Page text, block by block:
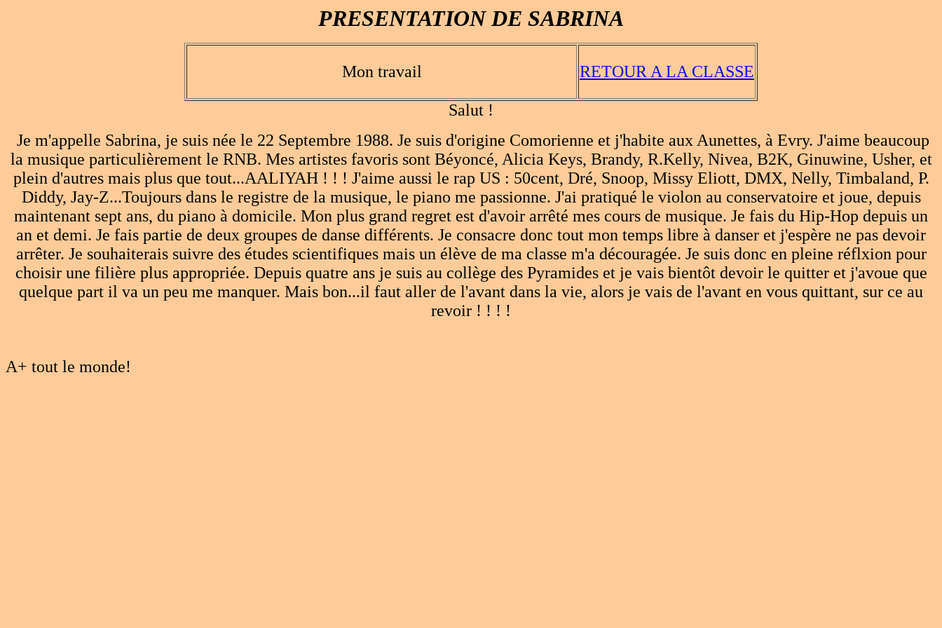
PRESENTATION DE SABRINA
Mon travail RETOUR A LA CLASSE
Salut !
Je m'appelle Sabrina, je suis née le 22 Septembre 1988. Je suis d'origine Comorienne et j'habite aux Aunettes, à Evry. J'aime beaucoup
la musique particulièrement le RNB. Mes artistes favoris sont Béyoncé, Alicia Keys, Brandy, R.Kelly, Nivea, B2K, Ginuwine, Usher, et
plein d'autres mais plus que tout...AALIYAH ! ! ! J'aime aussi le rap US : 50cent, Dré, Snoop, Missy Eliott, DMX, Nelly, Timbaland, P.
Diddy, Jay-Z...Toujours dans le registre de la musique, le piano me passionne. J'ai pratiqué le violon au conservatoire et joue, depuis
maintenant sept ans, du piano à domicile. Mon plus grand regret est d'avoir arrêté mes cours de musique. Je fais du Hip-Hop depuis un
an et demi. Je fais partie de deux groupes de danse différents. Je consacre donc tout mon temps libre à danser et j'espère ne pas devoir
arrêter. Je souhaiterais suivre des études scientifiques mais un élève de ma classe m'a découragée. Je suis donc en pleine réflxion pour
choisir une filière plus appropriée. Depuis quatre ans je suis au collège des Pyramides et je vais bientôt devoir le quitter et j'avoue que
quelque part il va un peu me manquer. Mais bon...il faut aller de l'avant dans la vie, alors je vais de l'avant en vous quittant, sur ce au
revoir ! ! ! !
A+ tout le monde!